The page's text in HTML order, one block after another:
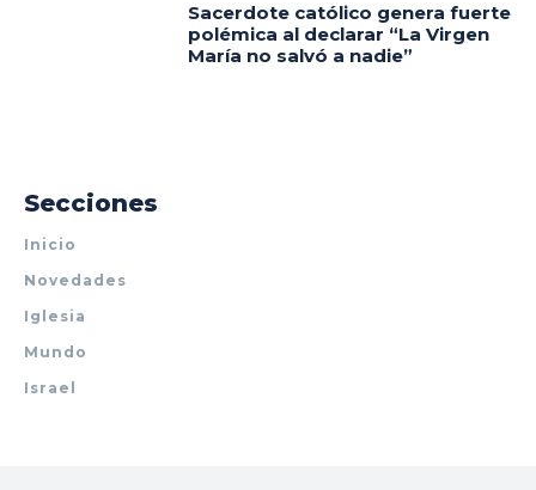
Sacerdote católico genera fuerte
polémica al declarar “La Virgen
María no salvó a nadie”
Secciones
Inicio
Novedades
Iglesia
Mundo
Israel